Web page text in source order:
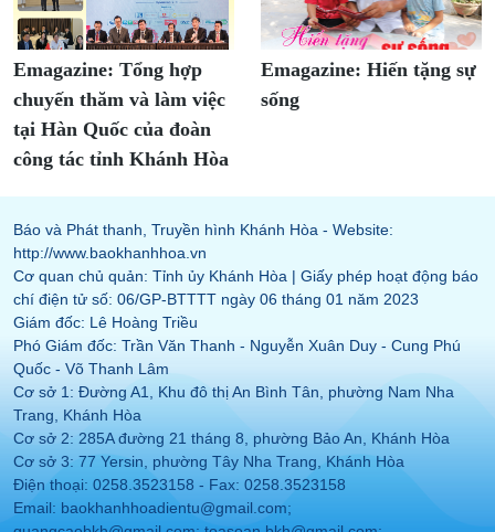
Emagazine: Tổng hợp
chuyến thăm và làm việc
tại Hàn Quốc của đoàn
công tác tỉnh Khánh Hòa
Emagazine: Hiến tặng sự
sống
Báo và Phát thanh, Truyền hình Khánh Hòa - Website:
http://www.baokhanhhoa.vn
Cơ quan chủ quản: Tỉnh ủy Khánh Hòa | Giấy phép hoạt động báo
chí điện tử số: 06/GP-BTTTT ngày 06 tháng 01 năm 2023
Giám đốc: Lê Hoàng Triều
Phó Giám đốc: Trần Văn Thanh - Nguyễn Xuân Duy - Cung Phú
Quốc - Võ Thanh Lâm
Cơ sở 1: Đường A1, Khu đô thị An Bình Tân, phường Nam Nha
Trang, Khánh Hòa
Cơ sở 2: 285A đường 21 tháng 8, phường Bảo An, Khánh Hòa
Cơ sở 3: 77 Yersin, phường Tây Nha Trang, Khánh Hòa
Điện thoại: 0258.3523158 - Fax: 0258.3523158
Email: baokhanhhoadientu@gmail.com;